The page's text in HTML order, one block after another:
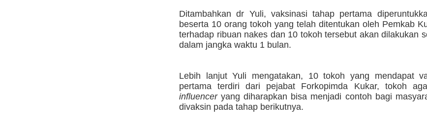
Ditambahkan dr Yuli, vaksinasi tahap pertama
beserta 10 orang tokoh yang telah ditentukan oleh Pemkab
terhadap ribuan nakes dan 10 tokoh tersebut akan dilakukan
dalam jangka waktu 1 bulan.
Lebih lanjut Yuli mengatakan, 10 tokoh yang mendapat
pertama terdiri dari pejabat Forkopimda Kukar, tokoh
influenceryang diharapkan bisa menjadi contoh bagi
divaksin pada tahap berikutnya.